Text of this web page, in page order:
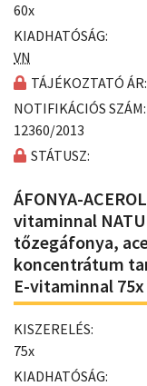
60x
KIADHATÓSÁG:
VN
TÁJÉKOZTATÓ ÁR:
NOTIFIKÁCIÓS SZÁM:
12360/2013
STÁTUSZ:
ÁFONYA-
vitaminnal
tőzegáfonya,
koncentrátum
E-vitaminnal 75x
KISZERELÉS:
75x
KIADHATÓSÁG: